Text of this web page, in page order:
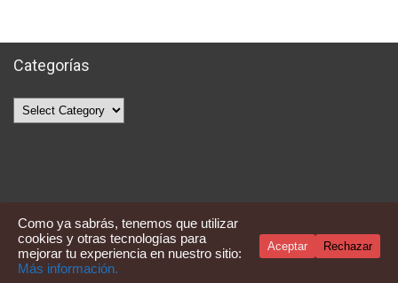
Categorías
Categorías
Como ya sabrás, tenemos que utilizar
cookies y otras tecnologías para
mejorar tu experiencia en nuestro sitio:
Más información.
Aceptar Rechazar